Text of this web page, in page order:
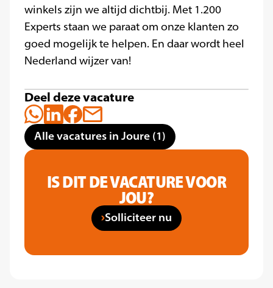
winkels zijn we altijd dichtbij. Met 1.200
Experts staan we paraat om onze klanten zo
goed mogelijk te helpen. En daar wordt heel
Nederland wijzer van!
Deel deze vacature
Alle vacatures in Joure (1)
IS DIT DE VACATURE VOOR
JOU?
Solliciteer nu